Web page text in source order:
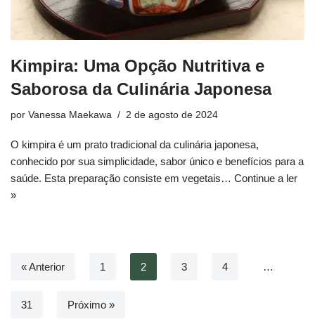
Kimpira: Uma Opção Nutritiva e
Saborosa da Culinária Japonesa
por Vanessa Maekawa 2 de agosto de 2024
O kimpira é um prato tradicional da culinária japonesa,
conhecido por sua simplicidade, sabor único e benefícios para a
saúde. Esta preparação consiste em vegetais… Continue a ler
»
« Anterior 1 2 3 4 …
31 Próximo »